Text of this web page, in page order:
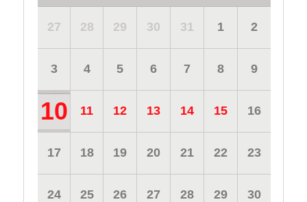
27 28 29 30 31 1 2
3 4 5 6 7 8 9
10 11 12 13 14 15 16
17 18 19 20 21 22 23
24 25 26 27 28 29 30